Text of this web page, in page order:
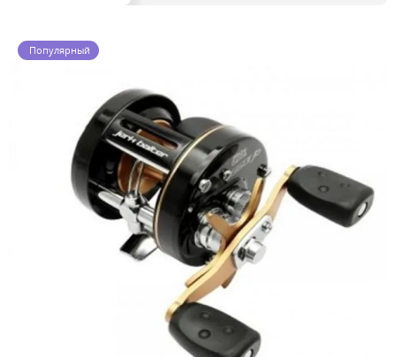
Популярный